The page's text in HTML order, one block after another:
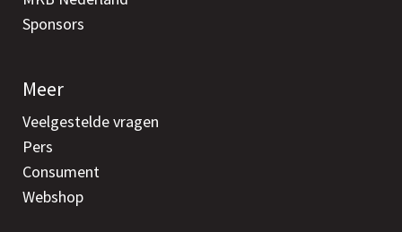
Sponsors
Meer
Veelgestelde vragen
Pers
Consument
Webshop